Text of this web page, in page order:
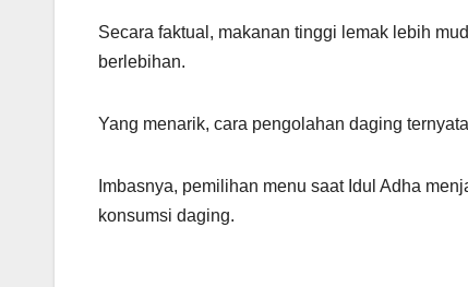
Secara faktual, makanan tinggi lemak lebih
berlebihan.
Yang menarik, cara pengolahan daging
Imbasnya, pemilihan menu saat Idul Adha
konsumsi daging.